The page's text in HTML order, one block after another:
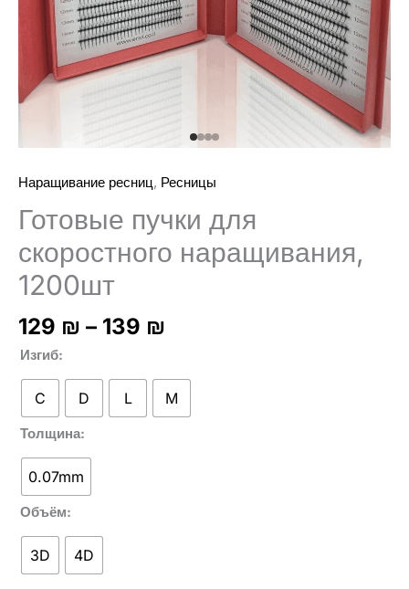
Наращивание ресниц, Ресницы
Готовые пучки для
скоростного наращивания,
1200шт
129 ₪ – 139 ₪
–
139 ₪
Изгиб
C D L M
Толщина
0.07mm
Объём
3D 4D